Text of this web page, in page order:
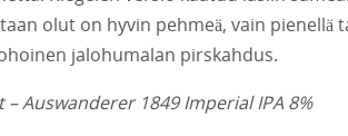
olut on hyvin pehmeä, vain
jalohumalan pirskahdus.
– Auswanderer 1849 Imperial IPA 8%